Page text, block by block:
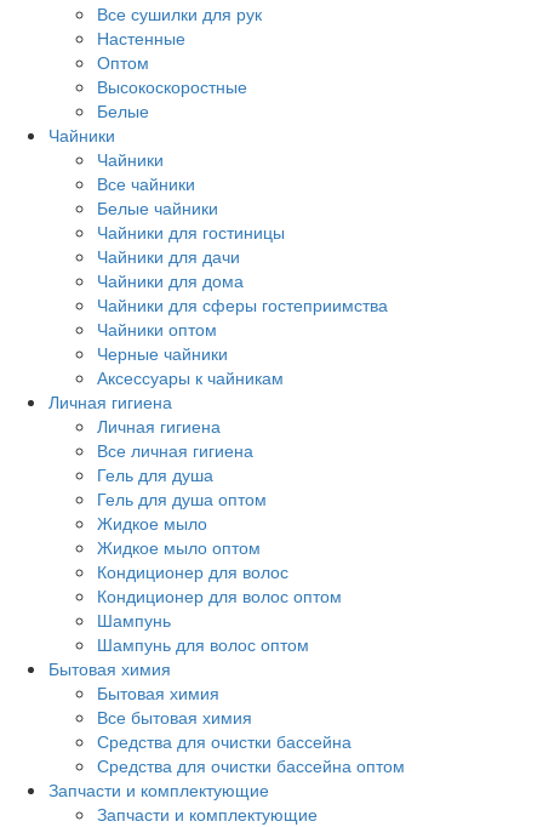
Все сушилки для рук
Настенные
Оптом
Высокоскоростные
Белые
Чайники
Чайники
Все чайники
Белые чайники
Чайники для гостиницы
Чайники для дачи
Чайники для дома
Чайники для сферы гостеприимства
Чайники оптом
Черные чайники
Аксессуары к чайникам
Личная гигиена
Личная гигиена
Все личная гигиена
Гель для душа
Гель для душа оптом
Жидкое мыло
Жидкое мыло оптом
Кондиционер для волос
Кондиционер для волос оптом
Шампунь
Шампунь для волос оптом
Бытовая химия
Бытовая химия
Все бытовая химия
Средства для очистки бассейна
Средства для очистки бассейна оптом
Запчасти и комплектующие
Запчасти и комплектующие